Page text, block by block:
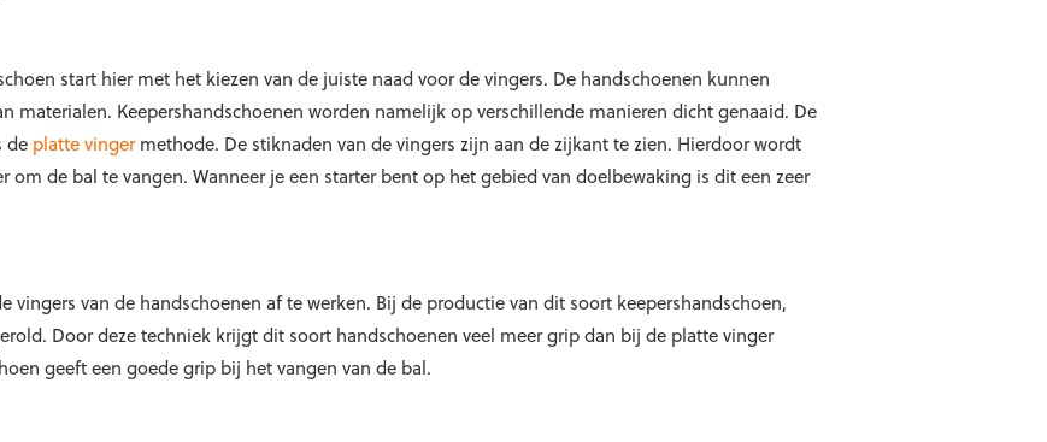
start hier met het kiezen van de juiste naad voor de vingers. De handschoenen kunnen
materialen. Keepershandschoenen worden namelijk op verschillende manieren dicht genaaid. De
de platte vingermethode. De stiknaden van de vingers zijn aan de zijkant te zien. Hierdoor wordt
de bal te vangen. Wanneer je een starter bent op het gebied van doelbewaking is dit een zeer
vingers van de handschoenen af te werken. Bij de productie van dit soort keepershandschoen,
Door deze techniek krijgt dit soort handschoenen veel meer grip dan bij de platte vinger
geeft een goede grip bij het vangen van de bal.